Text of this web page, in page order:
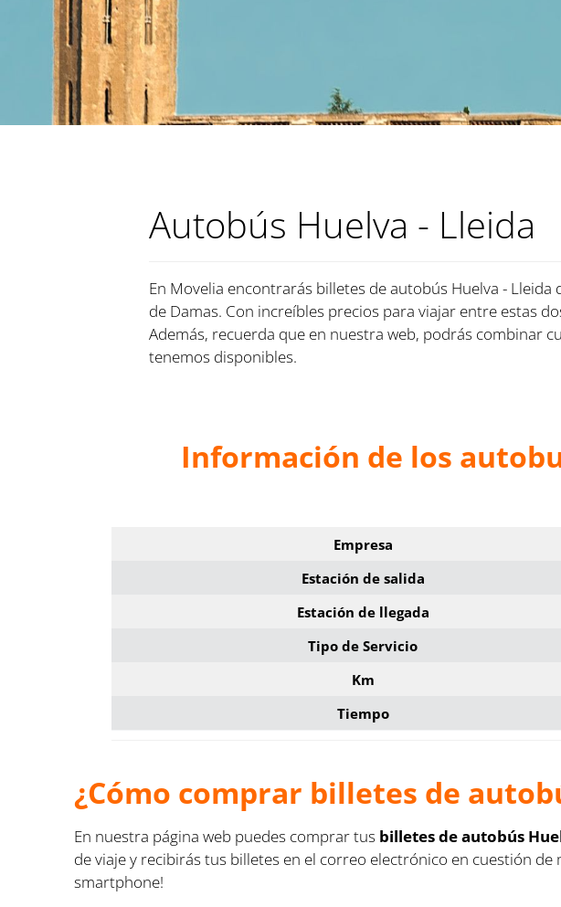
Autobús Huelva - Lleida
En Movelia encontrarás billetes de autobús Huelva -
de Damas. Con increíbles precios para viajar entre estas
Además, recuerda que en nuestra web, podrás combinar
tenemos disponibles.
Información de los
Empresa
Estación de salida
Estación de llegada
Tipo de Servicio
Km
Tiempo
¿Cómo comprar billetes de
En nuestra página web puedes comprar tus billetes de autobús
de viaje y recibirás tus billetes en el correo electrónico en cuestión
smartphone!